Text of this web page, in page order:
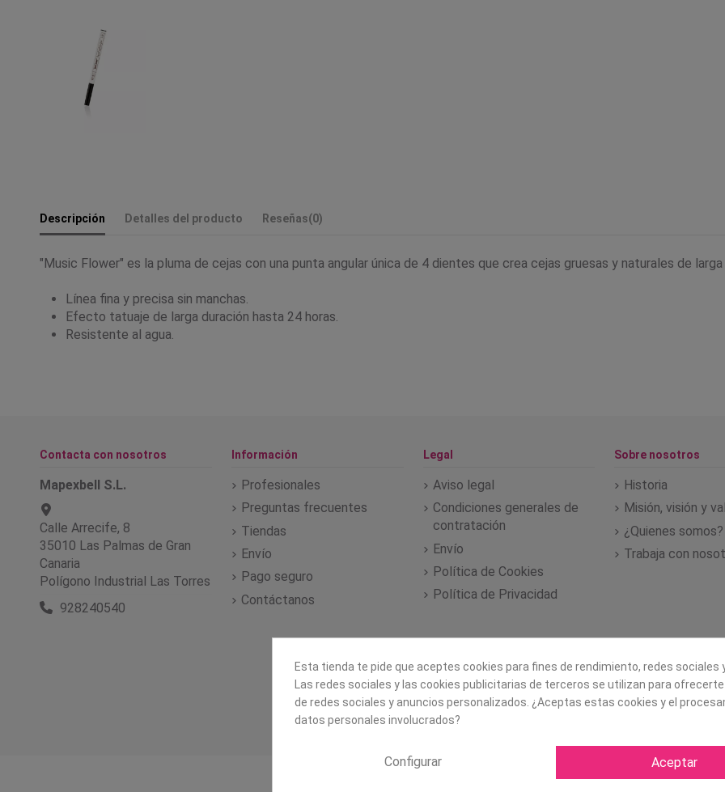
Descripción Detalles del producto Reseñas(0)
"Music Flower" es la pluma de cejas con una punta angular única de 4 dientes que crea cejas gruesas y naturales de larga
Línea fina y precisa sin manchas.
Efecto tatuaje de larga duración hasta 24 horas.
Resistente al agua.
Contacta con nosotros
Mapexbell S.L.
Calle Arrecife, 8
35010 Las Palmas de Gran
Canaria
Polígono Industrial Las Torres
928240540
Información
Profesionales
Preguntas frecuentes
Tiendas
Envío
Pago seguro
Contáctanos
Legal
Aviso legal
Condiciones generales de
contratación
Envío
Política de Cookies
Política de Privacidad
Sobre nosotros
Historia
Misión, visión y
¿Quienes somos?
Trabaja con
Esta tienda te pide que aceptes cookies para fines de rendimiento, redes sociales
Las redes sociales y las cookies publicitarias de terceros se utilizan para
de redes sociales y anuncios personalizados. ¿Aceptas estas cookies y el
datos personales involucrados?
Configurar Aceptar